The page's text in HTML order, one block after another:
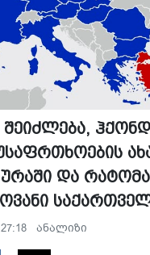
და
ანალიზი